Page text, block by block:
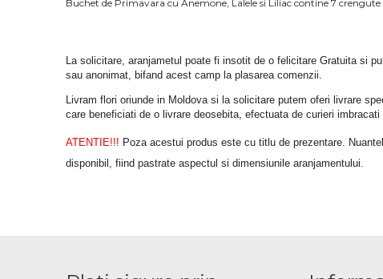
Buchet de Primavara cu Anemone, Lalele si Liliac contine 7 crengute
La solicitare, aranjametul poate fi insotit de o felicitare Gratuita si
sau anonimat, bifand acest camp la plasarea comenzii.
Livram flori oriunde in Moldova si la solicitare putem oferi livrare
care beneficiati de o livrare deosebita, efectuata de curieri
ATENTIE!!! Poza acestui produs este cu titlu de prezentare.
disponibil, fiind pastrate aspectul si dimensiunile aranjamentului.